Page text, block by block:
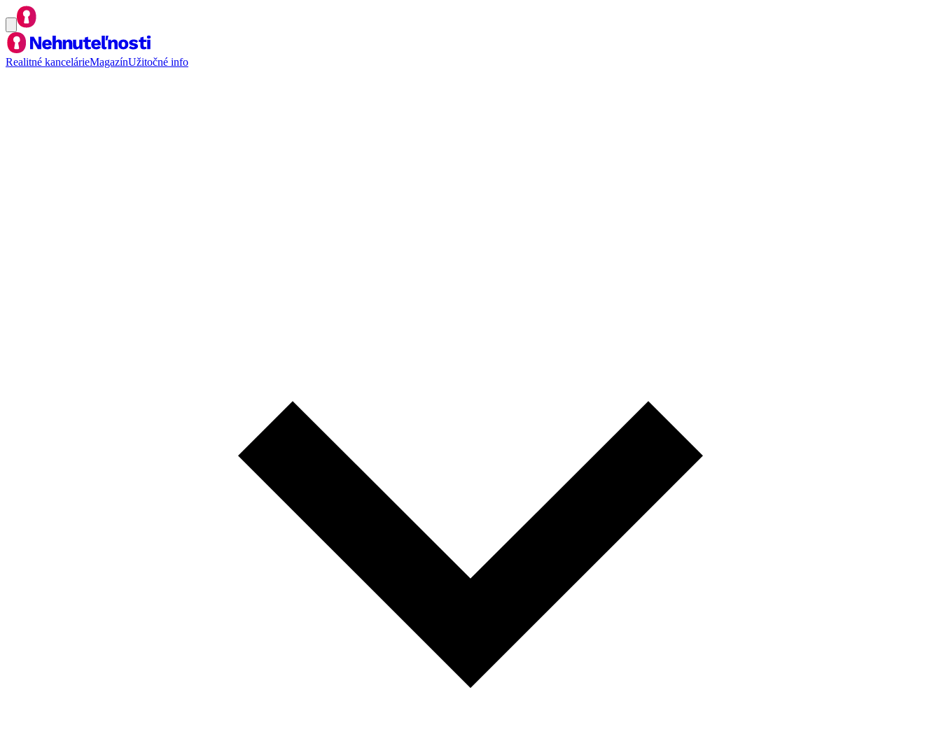
Realitné kancelárieMagazínUžitočné info